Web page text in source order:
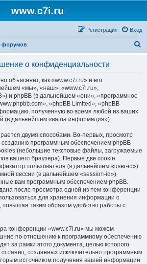
www.c7i.ru
Вход
Регистрация
форумов
о конфиденциальности
объясняет, как «www.c7i.ru» и его
«мы», «наш», «www.c7i.ru»,
и phpBB (в дальнейшем «они», «программное
«phpBB Limited», «phpBB
полученную во время любой из ваших
(в дальнейшем «ваша информация»).
двумя способами. Во-первых, просмотр
созданию программным обеспечением phpBB
(небольшие текстовые файлы, загружаемые
вашего браузера). Первые две cookie
пользователя (в дальнейшем «user-id»)
сессии (в дальнейшем «session-id»),
вам программным обеспечением phpBB.
после просмотра одной из тем конференции
для хранения информации о
повышая таким образом удобство работы с
конференции «www.c7i.ru» мы можем
по отношению к программному обеспечению
за рамки этого документа, целью которого
созданных исключительно программным
источником получения вашей информации